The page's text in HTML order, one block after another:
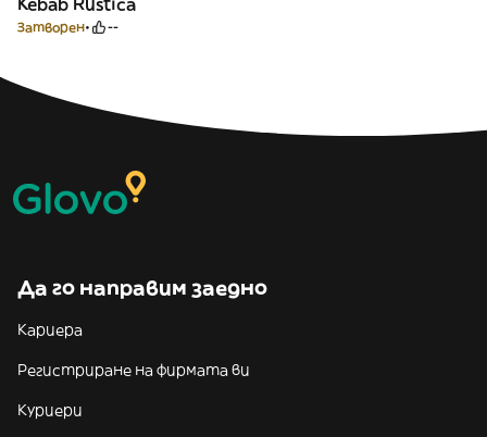
Затворен --
Да го направим заедно
Кариера
Регистриране на фирмата ви
Куриери